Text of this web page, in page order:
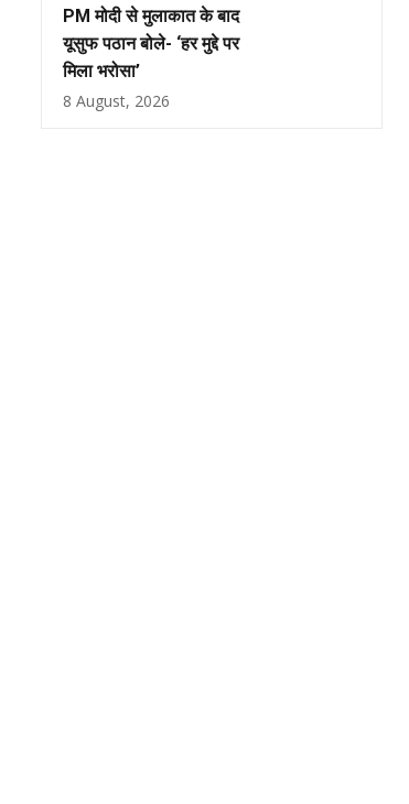
PM मोदी से मुलाकात के बाद
यूसुफ पठान बोले- ‘हर मुद्दे पर
मिला भरोसा’
8 August, 2026